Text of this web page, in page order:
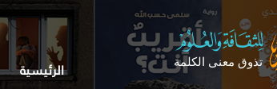
الرئيسية